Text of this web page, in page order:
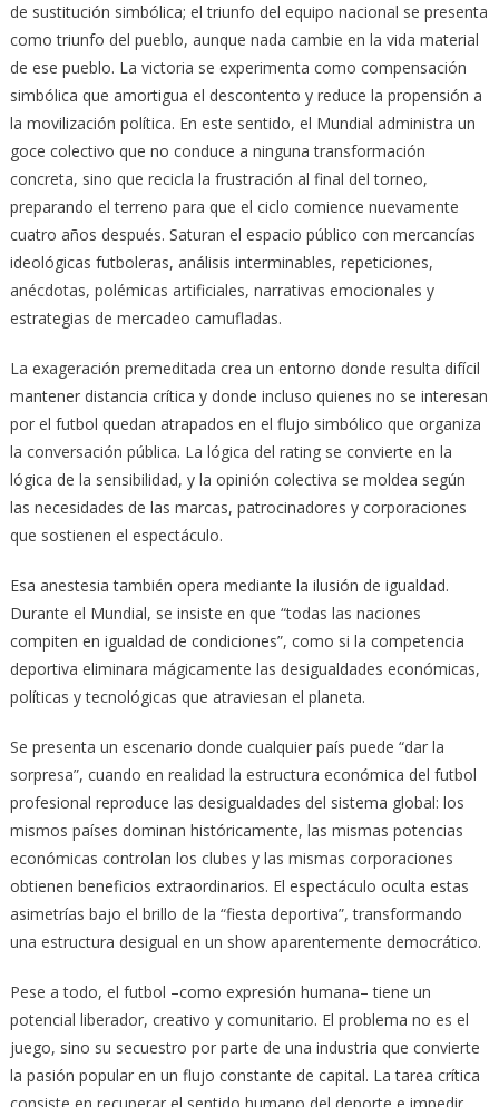
de sustitución simbólica; el triunfo del equipo nacional se presenta
como triunfo del pueblo, aunque nada cambie en la vida material
de ese pueblo. La victoria se experimenta como compensación
simbólica que amortigua el descontento y reduce la propensión a
la movilización política. En este sentido, el Mundial administra un
goce colectivo que no conduce a ninguna transformación
concreta, sino que recicla la frustración al final del torneo,
preparando el terreno para que el ciclo comience nuevamente
cuatro años después. Saturan el espacio público con mercancías
ideológicas futboleras, análisis interminables, repeticiones,
anécdotas, polémicas artificiales, narrativas emocionales y
estrategias de mercadeo camufladas.
La exageración premeditada crea un entorno donde resulta difícil
mantener distancia crítica y donde incluso quienes no se interesan
por el futbol quedan atrapados en el flujo simbólico que organiza
la conversación pública. La lógica del rating se convierte en la
lógica de la sensibilidad, y la opinión colectiva se moldea según
las necesidades de las marcas, patrocinadores y corporaciones
que sostienen el espectáculo.
Esa anestesia también opera mediante la ilusión de igualdad.
Durante el Mundial, se insiste en que “todas las naciones
compiten en igualdad de condiciones”, como si la competencia
deportiva eliminara mágicamente las desigualdades económicas,
políticas y tecnológicas que atraviesan el planeta.
Se presenta un escenario donde cualquier país puede “dar la
sorpresa”, cuando en realidad la estructura económica del futbol
profesional reproduce las desigualdades del sistema global: los
mismos países dominan históricamente, las mismas potencias
económicas controlan los clubes y las mismas corporaciones
obtienen beneficios extraordinarios. El espectáculo oculta estas
asimetrías bajo el brillo de la “fiesta deportiva”, transformando
una estructura desigual en un show aparentemente democrático.
Pese a todo, el futbol –como expresión humana– tiene un
potencial liberador, creativo y comunitario. El problema no es el
juego, sino su secuestro por parte de una industria que convierte
la pasión popular en un flujo constante de capital. La tarea crítica